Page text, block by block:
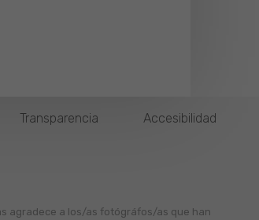
Transparencia Accesibilidad
agradece a los/as fotógráfos/as que han